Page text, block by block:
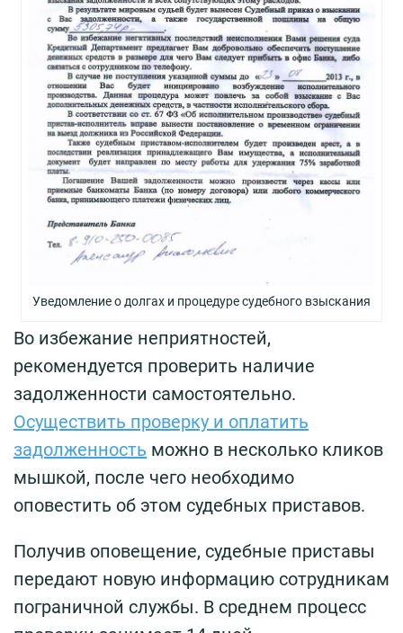
Уведомление о долгах и процедуре судебного взыскания
Во избежание неприятностей,
рекомендуется проверить наличие
задолженности самостоятельно.
Осуществить проверку и оплатить
задолженность можно в несколько кликов
мышкой, после чего необходимо
оповестить об этом судебных приставов.
Получив оповещение, судебные приставы
передают новую информацию сотрудникам
пограничной службы. В среднем процесс